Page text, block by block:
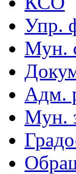
Упр.
Мун.
Адм.
Мун.